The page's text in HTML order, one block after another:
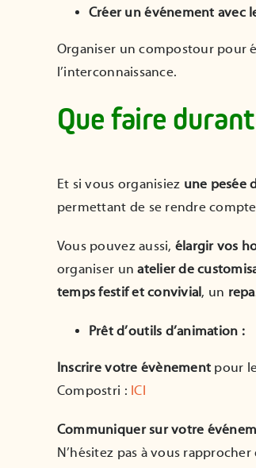
Créer un événement avec
Organiser un compostour pour
l’interconnaissance.
Que faire
Et si vous organisiez une pesée
permettant de se rendre
Vous pouvez aussi, élargir vos
organiser un atelier de
temps festif et convivial, un
Prêt d’outils d’animation :
Inscrire votre évènement pour
Compostri : ICI
Communiquer sur votre
N’hésitez pas à vous